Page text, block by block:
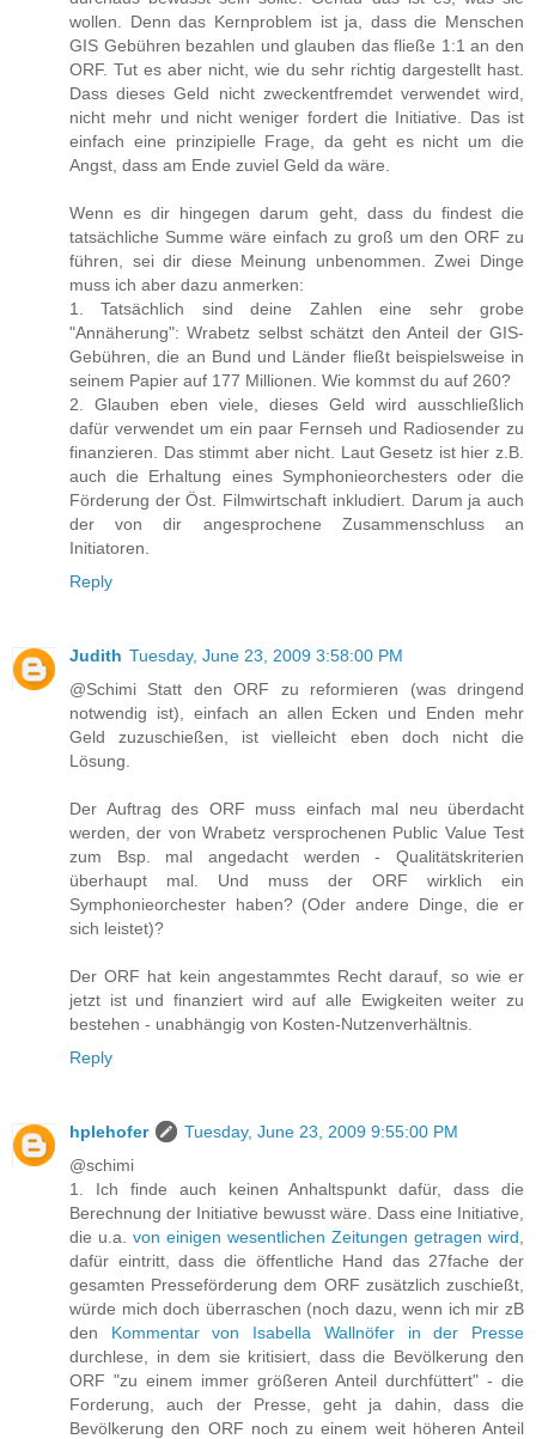
wollen. Denn das Kernproblem ist ja, dass die Menschen
GIS Gebühren bezahlen und glauben das fließe 1:1 an den
ORF. Tut es aber nicht, wie du sehr richtig dargestellt hast.
Dass dieses Geld nicht zweckentfremdet verwendet wird,
nicht mehr und nicht weniger fordert die Initiative. Das ist
einfach eine prinzipielle Frage, da geht es nicht um die
Angst, dass am Ende zuviel Geld da wäre.
Wenn es dir hingegen darum geht, dass du findest die
tatsächliche Summe wäre einfach zu groß um den ORF zu
führen, sei dir diese Meinung unbenommen. Zwei Dinge
muss ich aber dazu anmerken:
1. Tatsächlich sind deine Zahlen eine sehr grobe
"Annäherung": Wrabetz selbst schätzt den Anteil der GIS-
Gebühren, die an Bund und Länder fließt beispielsweise in
seinem Papier auf 177 Millionen. Wie kommst du auf 260?
2. Glauben eben viele, dieses Geld wird ausschließlich
dafür verwendet um ein paar Fernseh und Radiosender zu
finanzieren. Das stimmt aber nicht. Laut Gesetz ist hier z.B.
auch die Erhaltung eines Symphonieorchesters oder die
Förderung der Öst. Filmwirtschaft inkludiert. Darum ja auch
der von dir angesprochene Zusammenschluss an
Initiatoren.
Reply
Judith Tuesday, June 23, 2009 3:58:00 PM
@Schimi Statt den ORF zu reformieren (was dringend
notwendig ist), einfach an allen Ecken und Enden mehr
Geld zuzuschießen, ist vielleicht eben doch nicht die
Lösung.
Der Auftrag des ORF muss einfach mal neu überdacht
werden, der von Wrabetz versprochenen Public Value Test
zum Bsp. mal angedacht werden - Qualitätskriterien
überhaupt mal. Und muss der ORF wirklich ein
Symphonieorchester haben? (Oder andere Dinge, die er
sich leistet)?
Der ORF hat kein angestammtes Recht darauf, so wie er
jetzt ist und finanziert wird auf alle Ewigkeiten weiter zu
bestehen - unabhängig von Kosten-Nutzenverhältnis.
Reply
hplehofer
Tuesday, June 23, 2009 9:55:00 PM
@schimi
1. Ich finde auch keinen Anhaltspunkt dafür, dass die
Berechnung der Initiative bewusst wäre. Dass eine Initiative,
die u.a. von einigen wesentlichen Zeitungen getragen wird
dafür eintritt, dass die öffentliche Hand das 27fache der
gesamten Presseförderung dem ORF zusätzlich zuschießt,
würde mich doch überraschen (noch dazu, wenn ich mir zB
den Kommentar von Isabella Wallnöfer in der Presse
durchlese, in dem sie kritisiert, dass die Bevölkerung den
ORF "zu einem immer größeren Anteil durchfüttert" - die
Forderung, auch der Presse, geht ja dahin, dass die
Bevölkerung den ORF noch zu einem weit höheren Anteil